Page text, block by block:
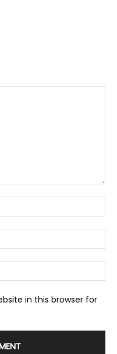
in this browser for